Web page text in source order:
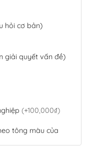
hỏi cơ bản)
giải quyết vấn đề)
(+100,000₫)
tông màu của